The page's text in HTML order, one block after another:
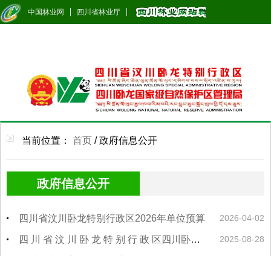
中国林业网 四川省林业厅
当前位置： 首页 /政府信息公开
政府信息公开
2026-04-02
四川省汶川卧龙特别行政区2026年单位预算
2025-08-28
四 川 省 汶 川 卧 龙 特 别 行 政 区四川卧龙国家级自然保护区管理局关于下达 2025 年政务信息目标任务的通知